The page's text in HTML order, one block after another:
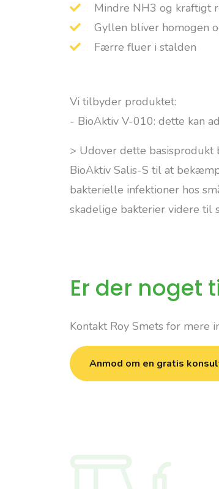
Mindre NH3 og kraftigt
Gyllen bliver homogen
Færre fluer i stalden
Vi tilbyder produktet:
- BioAktiv V-010: dette kan
> Udover dette basisprodukt
BioAktiv Salis-S til at
bakterielle infektioner hos
skadelige bakterier videre til
Er der noget
Kontakt Roy Smets for mere
Anmod om en gratis